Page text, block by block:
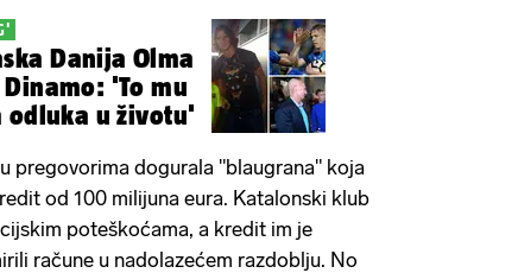
Danija Olma
'To mu
odluka u životu'
pregovorima dogurala "blaugrana" koja
od 100 milijuna eura. Katalonski klub
poteškoćama, a kredit im je
račune u nadolazećem razdoblju. No